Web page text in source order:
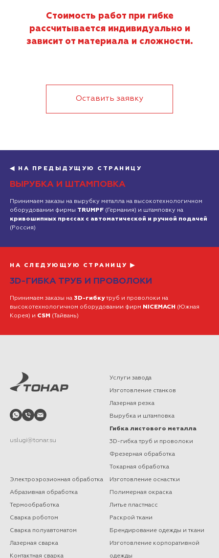
Стоимость работ при гибке
рассчитывается индивидуально и
зависит от материала и сложности.
Оставить заявку
◀ НА ПРЕДЫДУЩУЮ СТРАНИЦУ
ВЫРУБКА И ШТАМПОВКА
Принимаем заказы на вырубку металла на высокотехнологичном
оборудовании фирмы TRUMPF (Германия) и штамповку на
кривошипных прессах с автоматической и ручной подачей
(Россия)
НА СЛЕДУЮЩУЮ СТРАНИЦУ ▶
3D-ГИБКА ТРУБ И ПРОВОЛОКИ
Принимаем заказы на 3D-гибкутруб и проволоки на
высокотехнологичном оборудовании фирм NICEMACH (Южная
Корея) и CSM (Тайвань)
uslugi@tonar.su
Услуги завода
Изготовление станков
Лазерная резка
Вырубка и штамповка
Гибка листового металла
3D-гибка труб и проволоки
Фрезерная обработка
Токарная обработка
Электроэрозионная обработка
Абразивная обработка
Термообработка
Сварка роботом
Сварка полуавтоматом
Лазерная сварка
Контактная сварка
Изготовление оснастки
Полимерная окраска
Литье пластмасс
Раскрой ткани
Брендирование одежды и ткани
Изготовление корпоративной
одежды